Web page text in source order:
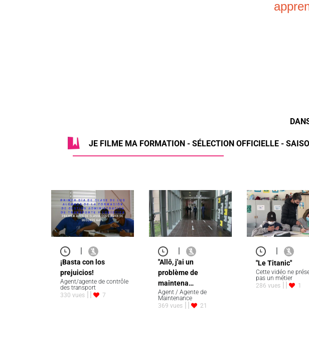
JE FILME MA FORMATION - SÉLECTION OFFICIELLE -
¡Basta con los
prejuicios!
Agent/agente de contrôle
des transport
330 vues
7
"Allô, j'ai un
problème de
maintena…
Agent / Agente de
Maintenance
369 vues
21
"Le Titanic"
Cette vidéo ne
pas un métier
286 vues
1